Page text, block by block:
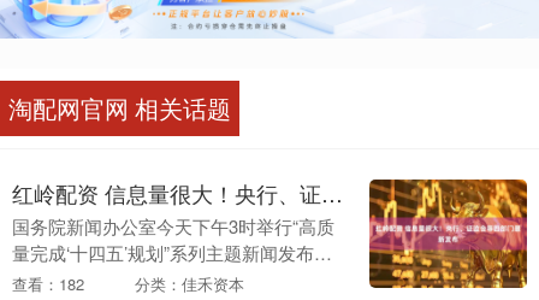
淘配网官网 相关话题
红岭配资 信息量很大！央行、证监会等四部门最新发布
国务院新闻办公室今天下午3时举行“高质
量完成‘十四五’规划”系列主题新闻发布
会，中国人民银行行长潘功胜，金融监管
查看：182 分类：佳禾资本